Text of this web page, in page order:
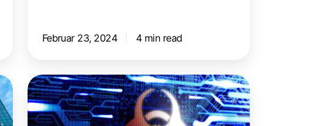
Februar 23, 2024 4 min read
Kritische
Sicherheitslücke
in